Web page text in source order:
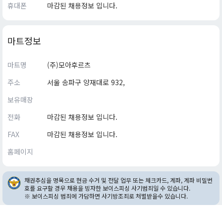
휴대폰
마감된 채용정보 입니다.
마트정보
마트명
(주)모아후르츠
주소
서울 송파구 양재대로 932,
보유매장
전화
마감된 채용정보 입니다.
FAX
마감된 채용정보 입니다.
홈페이지
채권추심을 명목으로 현금 수거 및 전달 업무 또는 체크카드, 계좌, 계좌 비밀번
호를 요구할 경우 채용을 빙자한 보이스피싱 사기범죄일 수 있습니다.
※ 보이스피싱 범죄에 가담하면 사기방조죄로 처벌받을수 있습니다.